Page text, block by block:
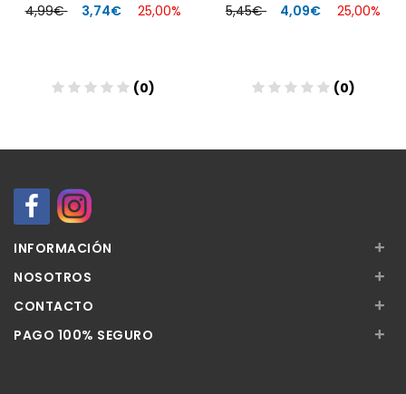
4,99€ 3,74€ 25,00%
(0)
5,45€ 4,09€ 25,00%
(0)
INFORMACIÓN +
NOSOTROS +
CONTACTO +
PAGO 100% SEGURO +